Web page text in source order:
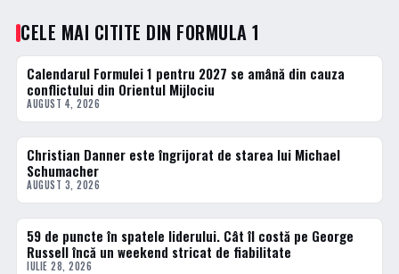
CELE MAI CITITE DIN FORMULA 1
1 · TOP
Calendarul Formulei 1 pentru 2027 se amână din cauza
conflictului din Orientul Mijlociu
AUGUST 4, 2026
2 · TOP
Christian Danner este îngrijorat de starea lui Michael
Schumacher
AUGUST 3, 2026
3 · TOP
59 de puncte în spatele liderului. Cât îl costă pe George
Russell încă un weekend stricat de fiabilitate
IULIE 28, 2026